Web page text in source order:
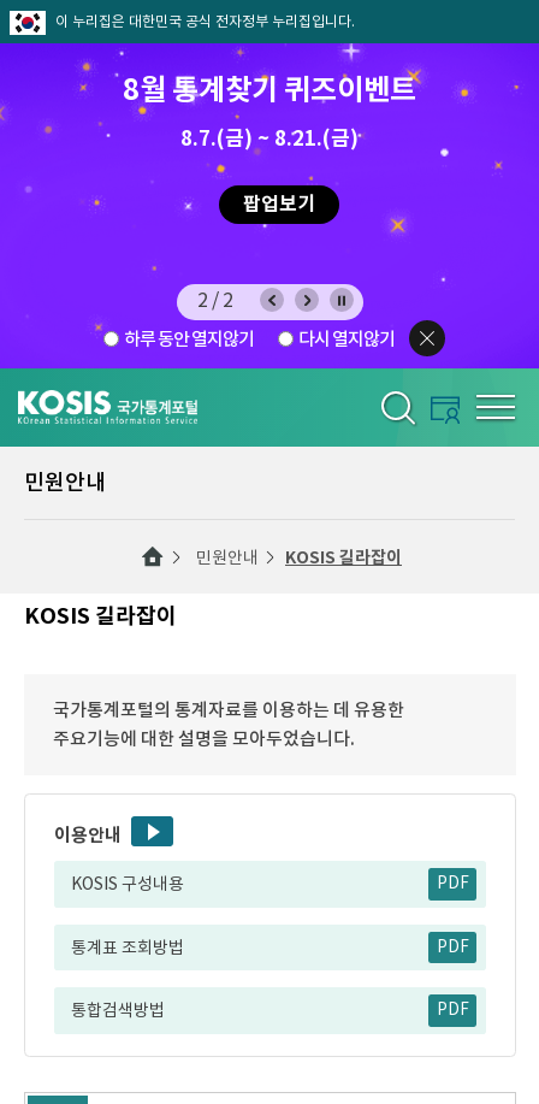
이 누리집은 대한민국 공식 전자정부 누리집입니다.
2026.7.29 ~ 8.7
8월 통계찾기 퀴즈이벤트
8.7.(금) ~ 8.21.(금)
팝업보기
2/2
하루 동안 열지않기 다시 열지않기
민원안내
민원안내 KOSIS 길라잡이
KOSIS 길라잡이
국가통계포털의 통계자료를 이용하는 데 유용한
주요기능에 대한 설명을 모아두었습니다.
이용안내
KOSIS 구성내용 PDF
통계표 조회방법 PDF
통합검색방법 PDF